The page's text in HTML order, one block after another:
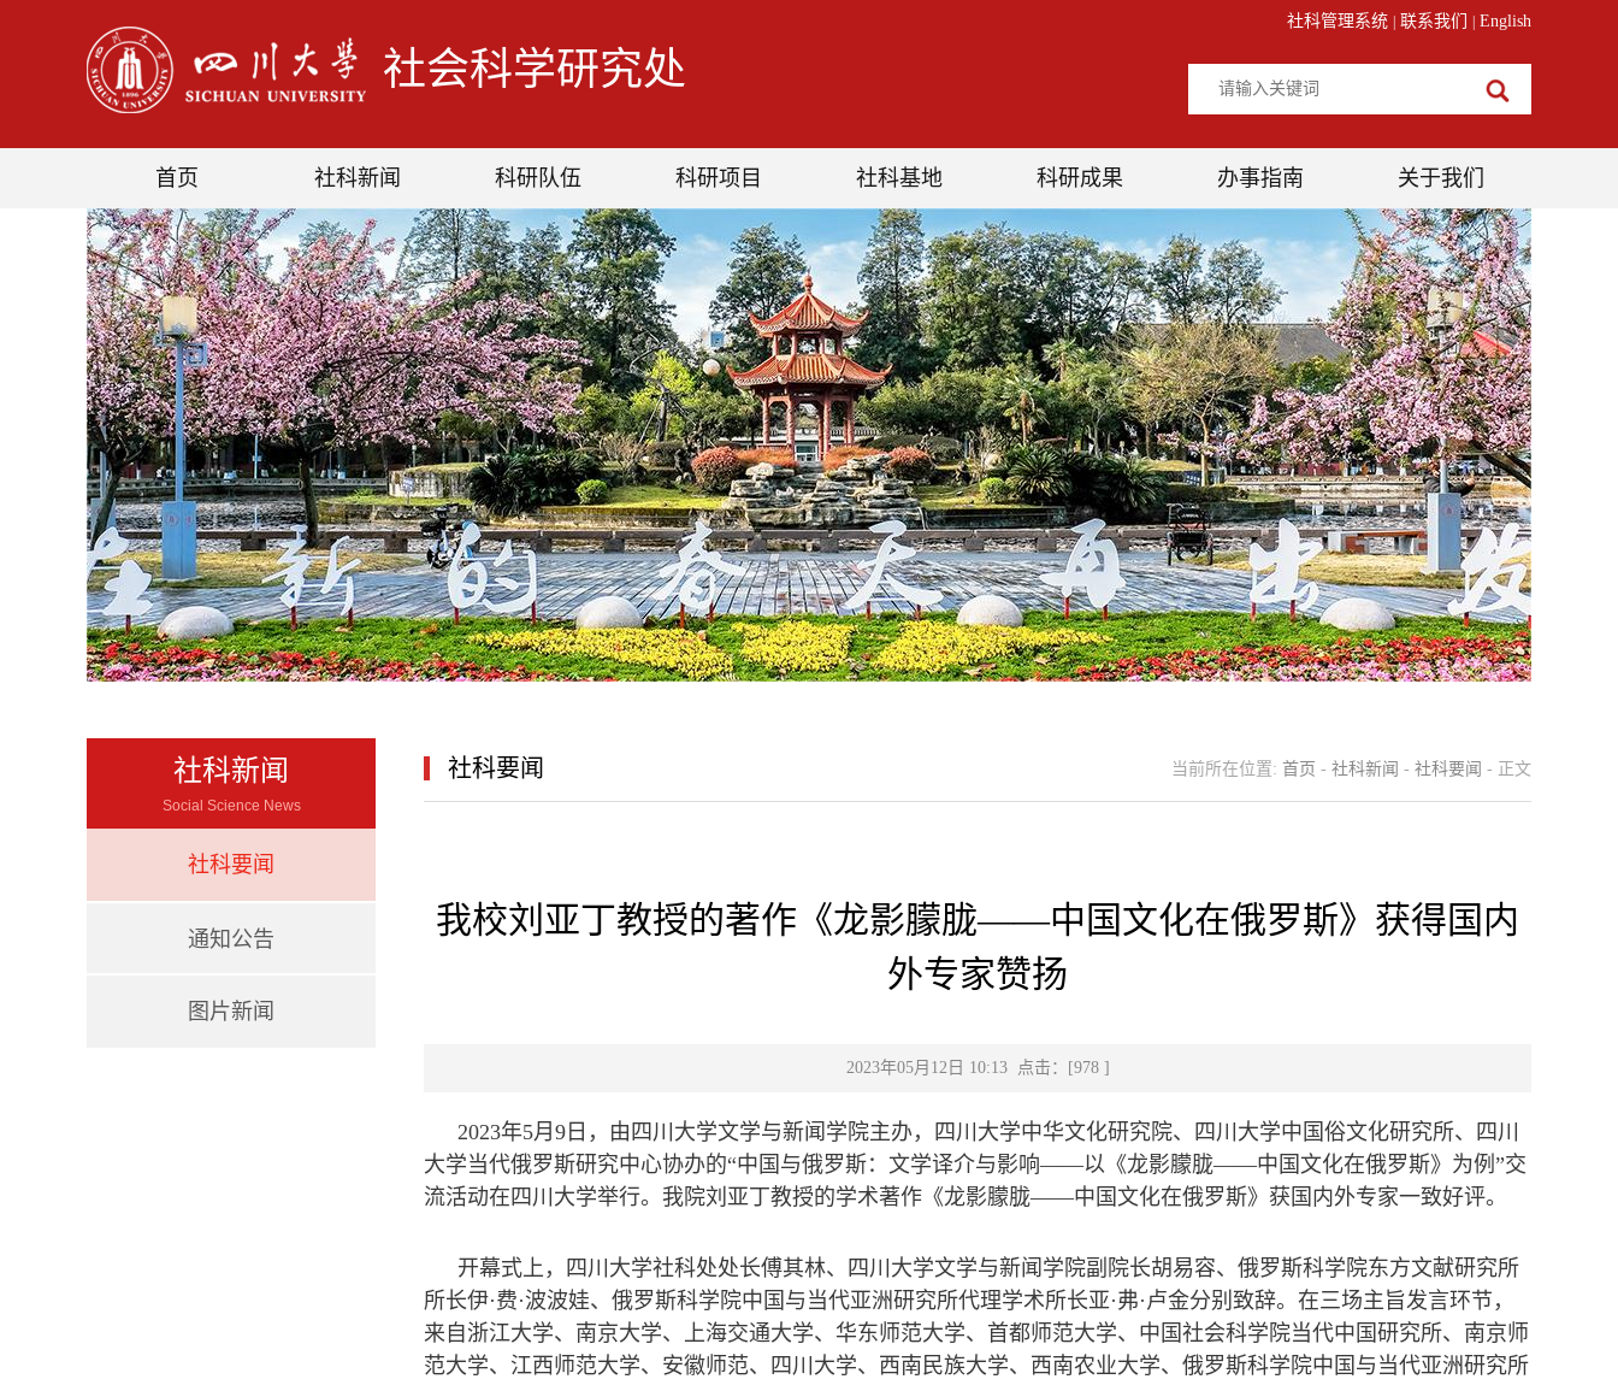
社会科学研究处
社科管理系统 联系我们 English
首页 社科新闻 科研队伍 科研项目 社科基地 科研成果 办事指南 关于我们
社科新闻
Social Science News
社科要闻
通知公告
图片新闻
社科要闻 当前所在位置: 首页 - 社科新闻 - 社科要闻 - 正文
我校刘亚丁教授的著作《龙影朦胧——中国文化在俄罗斯》获得国内
外专家赞扬
2023年05月12日 10:13 点击：[978 ]
2023年5月9日，由四川大学文学与新闻学院主办，四川大学中华文化研究院、四川大学中国俗文化研究所、四川
大学当代俄罗斯研究中心协办的“中国与俄罗斯：文学译介与影响——以《龙影朦胧——中国文化在俄罗斯》为例”交
流活动在四川大学举行。我院刘亚丁教授的学术著作《龙影朦胧——中国文化在俄罗斯》获国内外专家一致好评。
开幕式上，四川大学社科处处长傅其林、四川大学文学与新闻学院副院长胡易容、俄罗斯科学院东方文献研究所
所长伊·费·波波娃、俄罗斯科学院中国与当代亚洲研究所代理学术所长亚·弗·卢金分别致辞。在三场主旨发言环节，
来自浙江大学、南京大学、上海交通大学、华东师范大学、首都师范大学、中国社会科学院当代中国研究所、南京师
范大学、江西师范大学、安徽师范、四川大学、西南民族大学、西南农业大学、俄罗斯科学院中国与当代亚洲研究所